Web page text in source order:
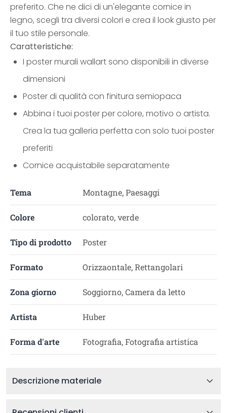
preferito. Che ne dici di un'elegante cornice in
legno, scegli tra diversi colori e crea il look giusto per
il tuo stile personale.
Caratteristiche:
I poster murali wallart sono disponibili in diverse
dimensioni
Poster di qualità con finitura semiopaca
Abbina i tuoi poster per colore, motivo o artista.
Crea la tua galleria perfetta con solo tuoi poster
preferiti
Cornice acquistabile separatamente
Tema Montagne, Paesaggi
Colore colorato, verde
Tipo di prodotto Poster
Formato Orizzaontale, Rettangolari
Zona giorno Soggiorno, Camera da letto
Artista Huber
Forma d'arte Fotografia, Fotografia artistica
Descrizione materiale